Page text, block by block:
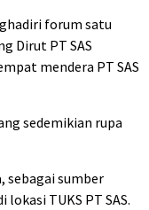
forum satu
Dirut PT SAS
mendera PT SAS
sedemikian rupa
sebagai sumber
TUKS PT SAS.